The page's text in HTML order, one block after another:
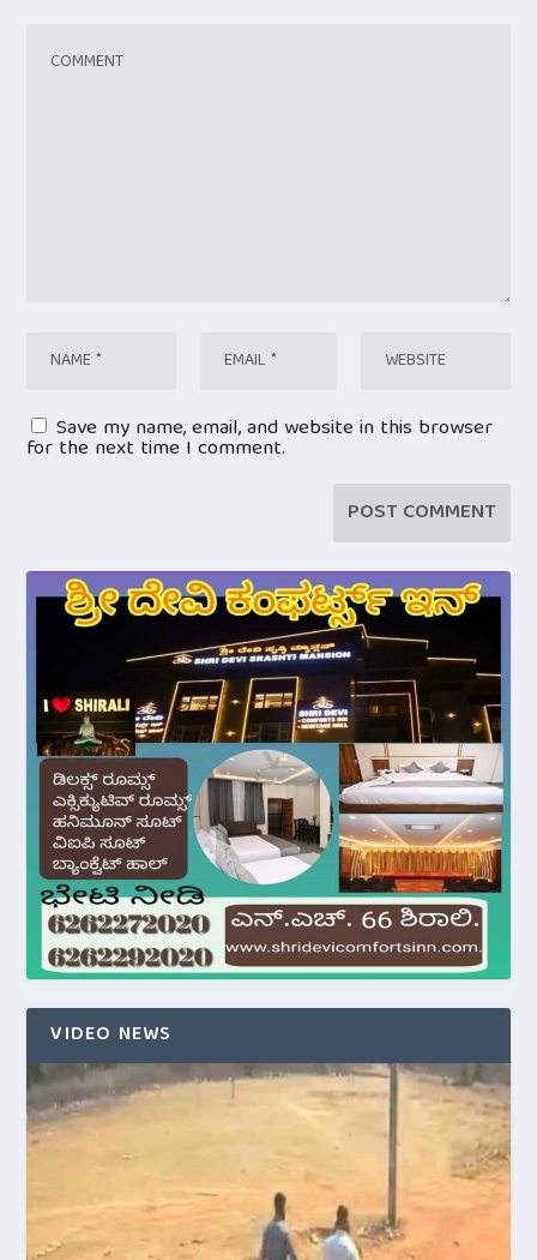
Save my name, email, and website in this browser
for the next time I comment.
VIDEO NEWS